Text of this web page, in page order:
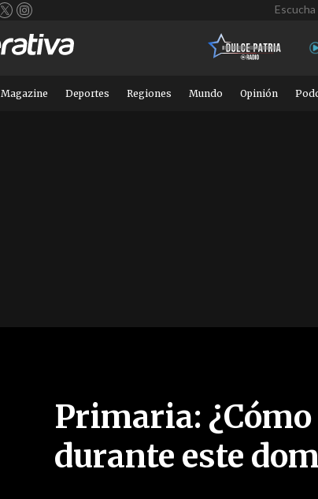
Magazine Deportes Regiones Mundo Opinión
Primaria:
durante este